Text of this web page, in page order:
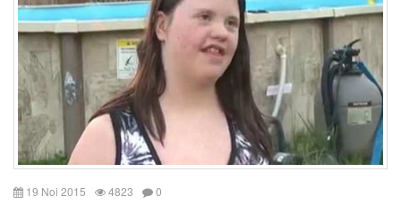
19 Noi 2015 4823 0